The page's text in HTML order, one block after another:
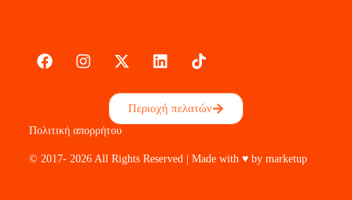
Περιοχή πελατών
Πολιτική απορρήτου
© 2017- 2026 All Rights Reserved | Made with ♥ by marketup